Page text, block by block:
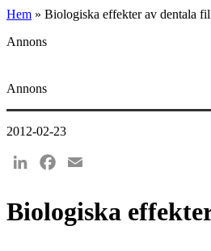
Hem » Biologiska effekter av dentala
Annons
Annons
2012-02-23
LinkedInFacebook
Biologiska